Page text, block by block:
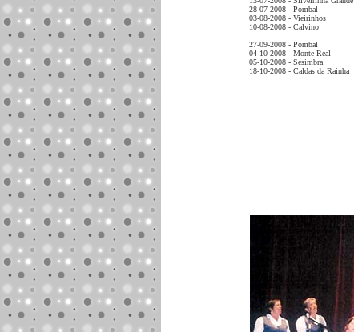
28-07-2008 - Pombal
03-08-2008 - Vieirinhos
10-08-2008 - Calvino
27-09-2008 - Pombal
04-10-2008 - Monte Real
05-10-2008 - Sesimbra
18-10-2008 - Caldas da Rainha